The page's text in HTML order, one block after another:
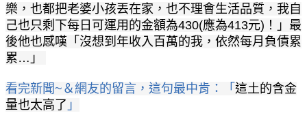
樂，也都把老婆小孩丟在家，也不理會生活品質，我自
己也只剩下每日可運用的金額為430(應為413元)！」最
後他也感嘆「沒想到年收入百萬的我，依然每月負債累
累…」
看完新聞~＆網友的留言， 這句最中肯：「 這土的含金
量也太高了 」